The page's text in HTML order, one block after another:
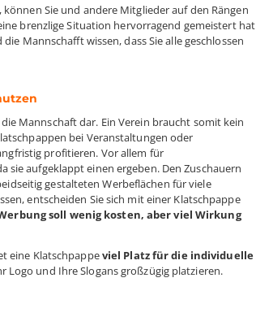
Sie und andere Mitglieder auf den Rängen
brenzlige Situation hervorragend gemeistert hat
Mannschafft wissen, dass Sie alle geschlossen
Mannschaft dar. Ein Verein braucht somit kein
bei Veranstaltungen oder
profitieren. Vor allem für
aufgeklappt einen ergeben. Den Zuschauern
gestalteten Werbeflächen für viele
entscheiden Sie sich mit einer Klatschpappe
soll wenig kosten, aber viel Wirkung
eine Klatschpappeviel Platz für die individuelle
Logo und Ihre Slogans großzügig platzieren.